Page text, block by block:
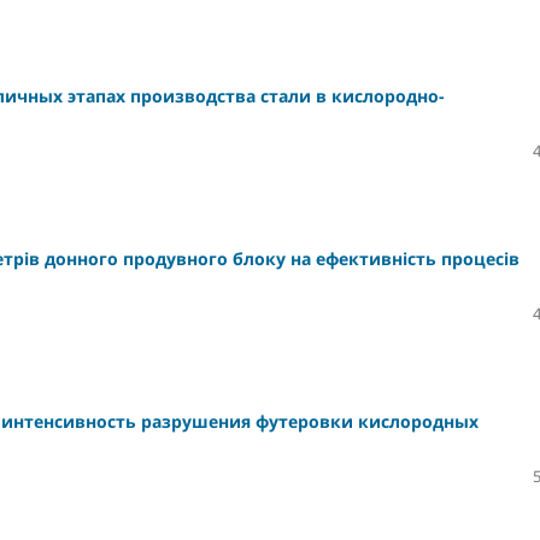
этапах производства стали в кислородно-
донного продувного блоку на ефективність процесів
разрушения футеровки кислородных